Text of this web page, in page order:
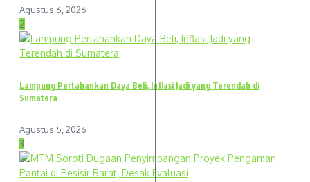
Agustus 6, 2026
2
Lampung Pertahankan Daya Beli, Inflasi Jadi yang Terendah di
Sumatera
Agustus 5, 2026
3